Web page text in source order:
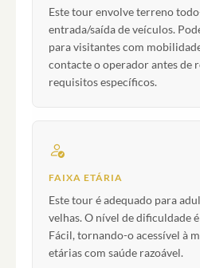
Este tour envolve terreno
entrada/saída de veículos.
para visitantes com
contacte o operador antes de
requisitos específicos.
FAIXA ETÁRIA
Este tour é adequado para
velhas. O nível de dificuldade
Fácil, tornando-o acessível à
etárias com saúde razoável.